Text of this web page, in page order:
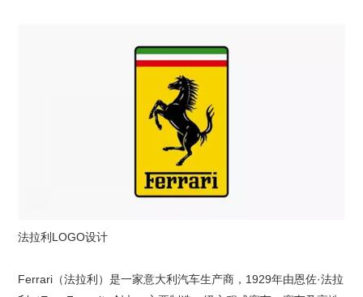
法拉利LOGO设计
Ferrari（法拉利）是一家意大利汽车生产商，1929年由恩佐·法拉